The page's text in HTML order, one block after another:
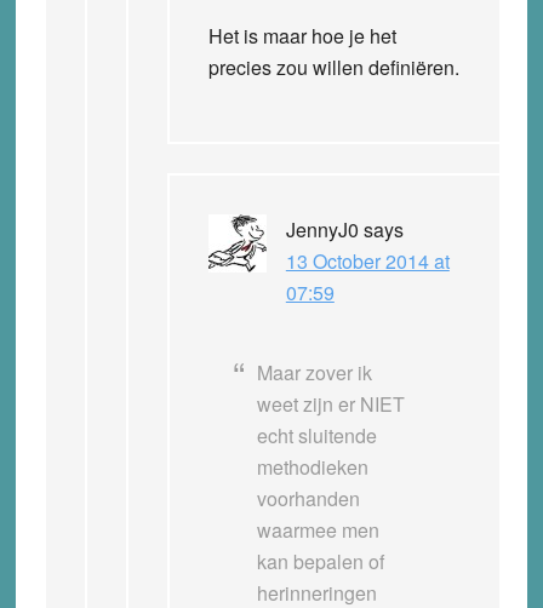
Het is maar hoe je het
precies zou willen definiëren.
JennyJ0 says
13 October 2014 at
07:59
Maar zover ik
weet zijn er NIET
echt sluitende
methodieken
voorhanden
waarmee men
kan bepalen of
herinneringen